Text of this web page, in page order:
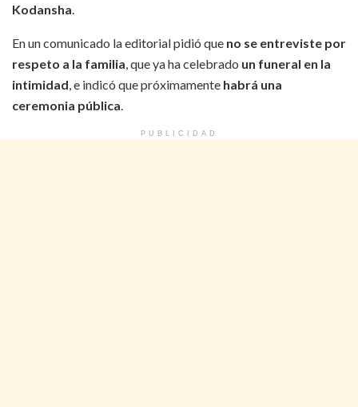
Kodansha
En un comunicado la editorial pidió que no se entreviste por
respeto a la familia , que ya ha celebrado un funeral en la
intimidad , e indicó que próximamente habrá una
ceremonia pública
PUBLICIDAD